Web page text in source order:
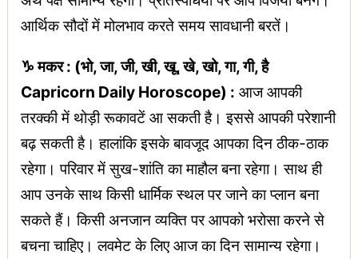
आर्थिक सौदों में मोलभाव करते समय सावधानी बरतें।
♑ मकर : (भो, जा, जी, खी, खू, खे, खो, गा, गी, है
Capricorn Daily Horoscope) : आज आपकी
तरक्की में थोड़ी रूकावटें आ सकती है। इससे आपकी परेशानी
बढ़ सकती है। हालांकि इसके बावजूद आपका दिन ठीक-ठाक
रहेगा। परिवार में सुख-शांति का माहौल बना रहेगा। साथ ही
आप उनके साथ किसी धार्मिक स्थल पर जाने का प्लान बना
सकते हैं। किसी अनजान व्यक्ति पर आपको भरोसा करने से
बचना चाहिए। लवमेट के लिए आज का दिन सामान्य रहेगा।